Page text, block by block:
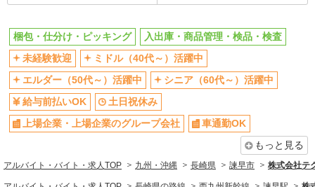
梱包・仕分け・ピッキング
入出庫・商品管理・検品・検査
未経験歓迎
ミドル（40代～）活躍中
エルダー（50代～）活躍中
シニア（60代～）活躍中
給与前払いOK
土日祝休み
上場企業・上場企業のグループ会社
車通勤OK
もっと見る
アルバイト・バイト・求人TOP 九州・沖縄 長崎県 諫早市 株式会社テ